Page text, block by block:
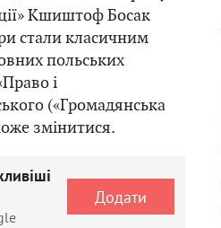
Кшиштоф Босак
стали класичним
польських
і
(«Громадянська
змінитися.
Додати